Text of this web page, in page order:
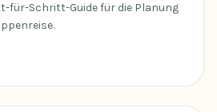
für-Schritt-Guide für die Planung